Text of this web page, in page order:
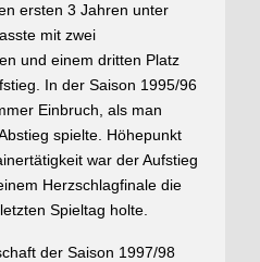
ersten 3 Jahren unter
mit zwei
und einem dritten Platz
In der Saison 1995/96
Einbruch, als man
spielte. Höhepunkt
war der Aufstieg
Herzschlagfinale die
Spieltag holte.
der Saison 1997/98